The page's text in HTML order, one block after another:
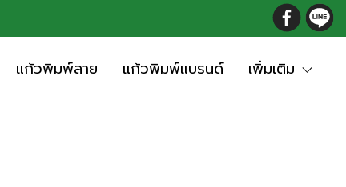
แก้วพิมพ์ลาย แก้วพิมพ์แบรนด์ เพิ่มเติม